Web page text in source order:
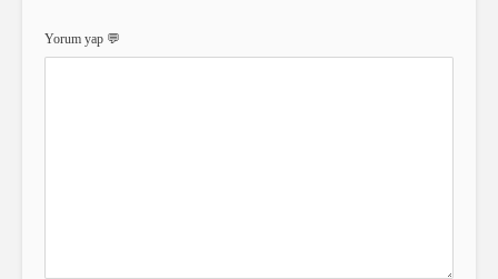
Yorum yap 💬